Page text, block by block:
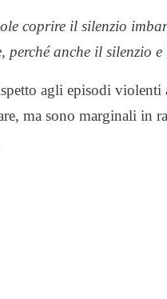
coprire il silenzio
perché anche il silenzio
agli episodi
ma sono marginali in